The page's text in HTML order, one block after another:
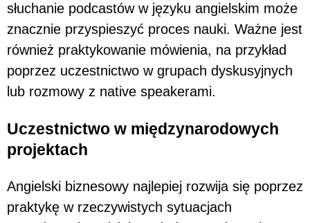
słuchanie podcastów w języku angielskim może
znacznie przyspieszyć proces nauki. Ważne jest
również praktykowanie mówienia, na przykład
poprzez uczestnictwo w grupach dyskusyjnych
lub rozmowy z native speakerami.
Uczestnictwo w międzynarodowych
projektach
Angielski biznesowy najlepiej rozwija się poprzez
praktykę w rzeczywistych sytuacjach